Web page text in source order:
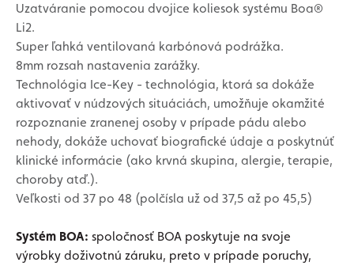
Uzatváranie pomocou dvojice koliesok systému Boa®
Li2.
Super ľahká ventilovaná karbónová podrážka.
8mm rozsah nastavenia zarážky.
Technológia Ice-Key - technológia, ktorá sa dokáže
aktivovať v núdzových situáciách, umožňuje okamžité
rozpoznanie zranenej osoby v prípade pádu alebo
nehody, dokáže uchovať biografické údaje a poskytnúť
klinické informácie (ako krvná skupina, alergie, terapie,
choroby atď.).
Veľkosti od 37 po 48 (polčísla už od 37,5 až po 45,5)
Systém BOA: spoločnosť BOA poskytuje na svoje
výrobky doživotnú záruku, preto v prípade poruchy,